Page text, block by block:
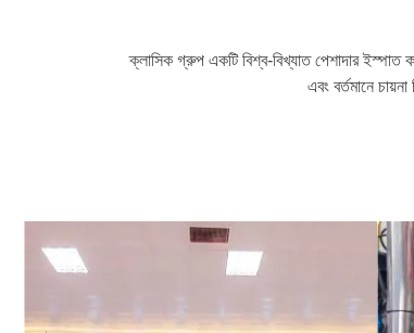
ক্লাসিক গ্রুপ একটি বিশ্ব-বিখ্যাত পেশাদার ইস্পাত
এবং বর্তমানে